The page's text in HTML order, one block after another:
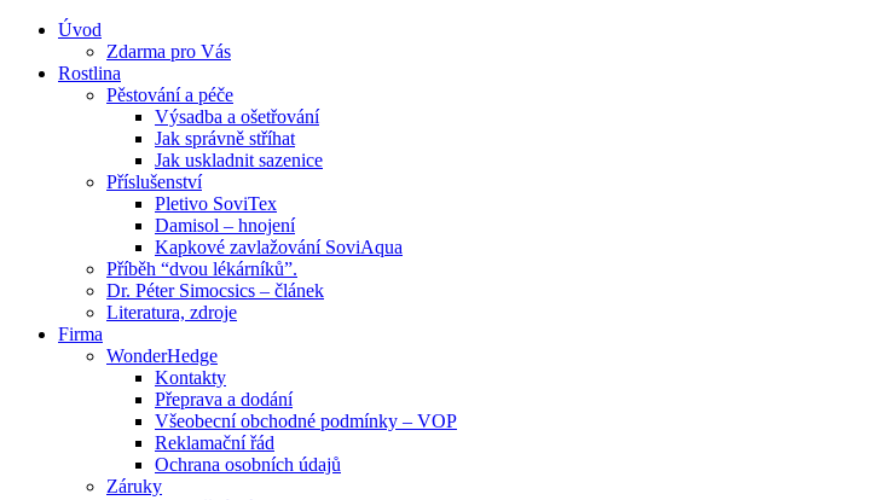
Úvod
Zdarma pro Vás
Rostlina
Pěstování a péče
Výsadba a ošetřování
Jak správně stříhat
Jak uskladnit sazenice
Příslušenství
Pletivo SoviTex
Damisol – hnojení
Kapkové zavlažování SoviAqua
Příběh “dvou lékárníků”.
Dr. Péter Simocsics – článek
Literatura, zdroje
Firma
WonderHedge
Kontakty
Přeprava a dodání
Všeobecní obchodné podmínky – VOP
Reklamační řád
Ochrana osobních údajů
Záruky